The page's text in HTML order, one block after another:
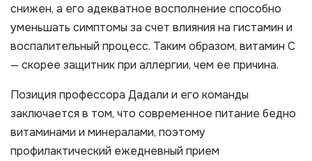
снижен, а его адекватное восполнение способно
уменьшать симптомы за счет влияния на гистамин и
воспалительный процесс. Таким образом, витамин С
— скорее защитник при аллергии, чем ее причина.
Позиция профессора Дадали и его команды
заключается в том, что современное питание бедно
витаминами и минералами, поэтому
профилактический ежедневный прием